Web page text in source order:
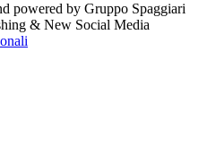
powered by Gruppo Spaggiari
& New Social Media